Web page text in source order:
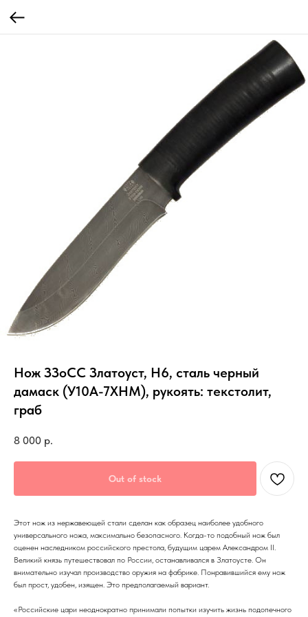
Нож ЗЗоСС Златоуст, Н6, сталь черный
дамаск (У10А-7ХНМ), рукоять: текстолит,
граб
8 000 р.
Out of stock
Этот нож из нержавеющей стали сделан как образец наиболее удобного
универсального ножа, максимально безопасного. Когда-то подобный нож был
оценен наследником российского престола, будущим царем Александром II.
Великий князь путешествовал по России, останавливался в Златоусте. Он
внимательно изучал производство оружия на фабрике. Понравившийся ему нож
был прост, удобен, изящен. Это предполагаемый вариант.
«Российские цари неоднократно принимали попытки изучить жизнь подопечного